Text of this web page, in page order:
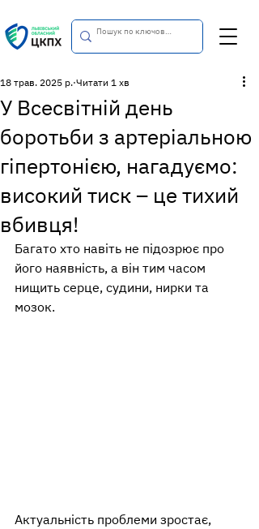
У Всесвітній день
боротьби з артеріальною
гіпертонією, нагадуємо:
високий тиск – це тихий
вбивця!
18 трав. 2025 р. Читати 1 хв
Багато хто навіть не підозрює про
його наявність, а він тим часом
нищить серце, судини, нирки та
мозок.
Актуальність проблеми зростає,